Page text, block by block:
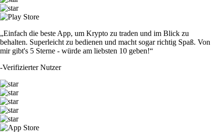
„Einfach die beste App, um Krypto zu traden und im Blick zu
behalten. Superleicht zu bedienen und macht sogar richtig Spaß. Von
mir gibt's 5 Sterne - würde am liebsten 10 geben!“
-Verifizierter Nutzer